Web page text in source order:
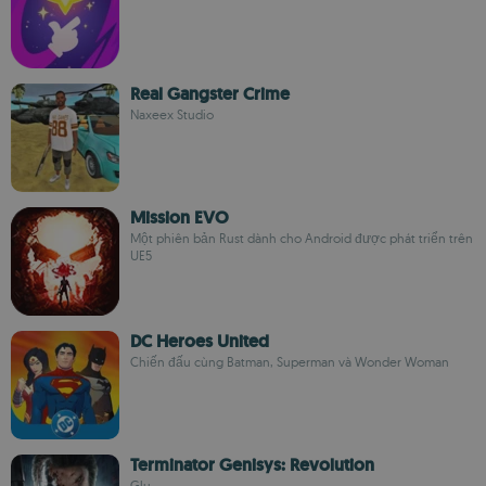
Real Gangster Crime
Naxeex Studio
Mission EVO
Một phiên bản Rust dành cho Android được phát triển trên
UE5
DC Heroes United
Chiến đấu cùng Batman, Superman và Wonder Woman
Terminator Genisys: Revolution